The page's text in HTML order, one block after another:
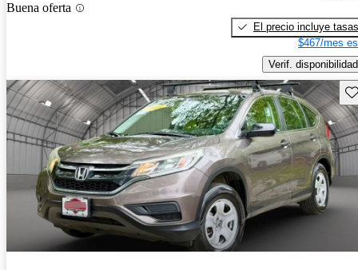
Buena oferta
El precio incluye tasas
$467/mes
Verif. disponibilidad